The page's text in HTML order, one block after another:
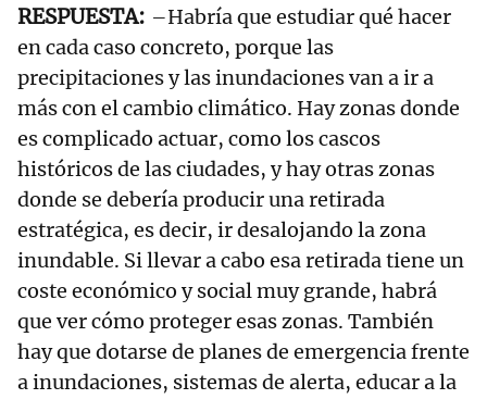
–Habría que estudiar qué hacer
en cada caso concreto, porque las
precipitaciones y las inundaciones van a ir a
más con el cambio climático. Hay zonas donde
es complicado actuar, como los cascos
históricos de las ciudades, y hay otras zonas
donde se debería producir una retirada
estratégica, es decir, ir desalojando la zona
inundable. Si llevar a cabo esa retirada tiene un
coste económico y social muy grande, habrá
que ver cómo proteger esas zonas. También
hay que dotarse de planes de emergencia frente
a inundaciones, sistemas de alerta, educar a la